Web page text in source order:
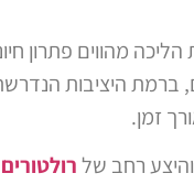
הליכה מהווים פתרון
ברמת היציבות
זמן.
רחב שלרולטורים